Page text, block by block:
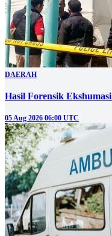
DAERAH
Hasil Forensik
05 Aug 2026 06:00 UTC